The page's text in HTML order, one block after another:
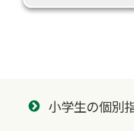
小学生の個別